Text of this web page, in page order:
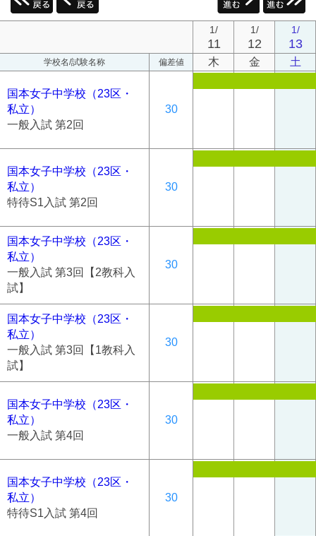
1/
11
1/
12
1/
13
学校名/試験名称 偏差値 木 金 土
国本女子中学校（23区・
私立）
一般入試 第2回
30
国本女子中学校（23区・
私立）
特待S1入試 第2回
30
国本女子中学校（23区・
私立）
一般入試 第3回【2教科入
試】
30
国本女子中学校（23区・
私立）
一般入試 第3回【1教科入
試】
30
国本女子中学校（23区・
私立）
一般入試 第4回
30
国本女子中学校（23区・
私立）
特待S1入試 第4回
30